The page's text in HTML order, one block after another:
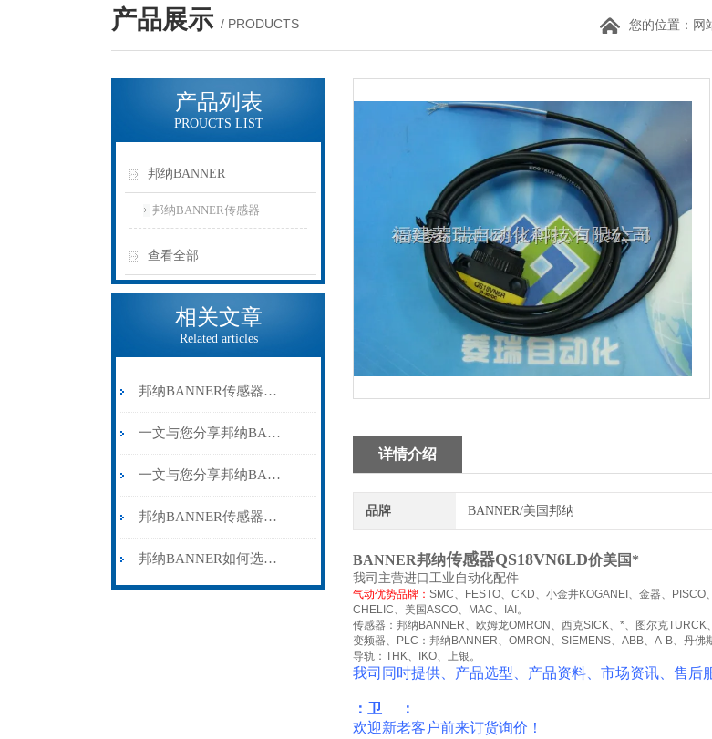
产品展示 / PRODUCTS 您的位置： 网
产品列表
PROUCTS LIST
邦纳BANNER
邦纳BANNER传感器
查看全部
相关文章
Related articles
邦纳BANNER传感器在实际使用过程中的常见问题相应解决方法分享
一文与您分享邦纳BANNER传感器的维护保养方法
一文与您分享邦纳BANNER传感器的常见故障解决方法
邦纳BANNER传感器的相关名词介绍
邦纳BANNER如何选择工业安全控制器
详情介绍
品牌 BANNER/美国邦纳
BANNER邦纳传感器QS18VN6LD价美国*
我司主营进口工业自动化配件
气动优势品牌： SMC、 FESTO、 CKD、小金井KOGANEI 、金器、 PISCO
CHELIC、美国ASCO、 MAC、 IAI 。
传感器：邦纳 BANNER、欧姆龙OMRON 、西克SICK、 *、图尔克TURCK
变频器、
PLC ：邦纳 BANNER、 OMRON 、 SIEMENS、 ABB、 A-B、丹佛
导轨： THK、 IKO、上银。
我司同时提供、产品选型、产品资料、市场资讯、售后
：卫 ：
欢迎新老客户前来订货询价！